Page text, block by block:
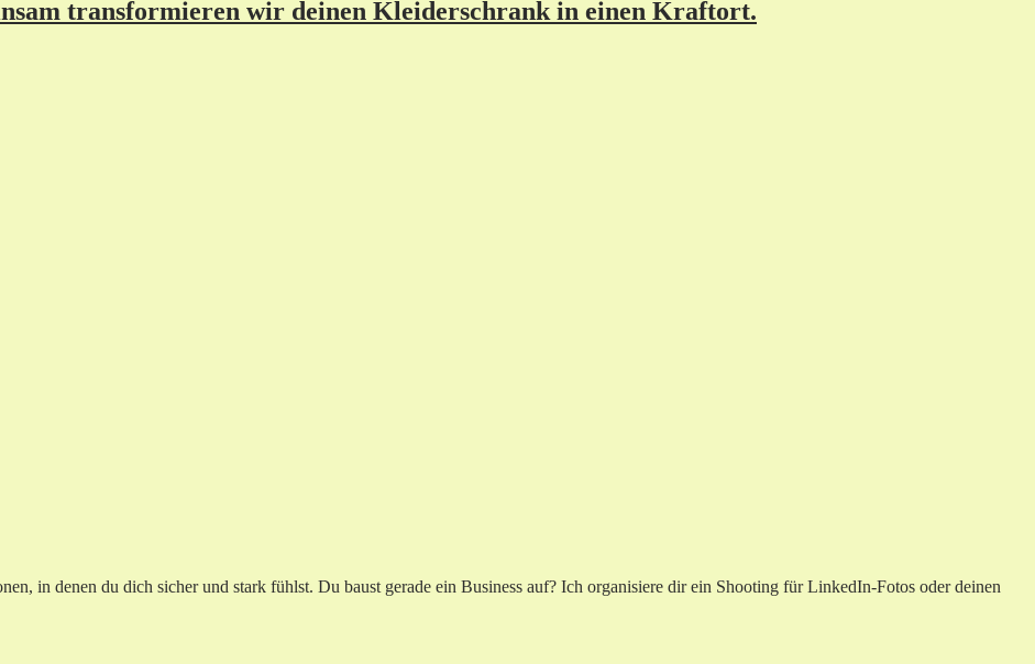
transformieren wir deinen Kleiderschrank in einen Kraftort.
in denen du dich sicher und stark fühlst. Du baust gerade ein Business auf? Ich organisiere dir ein Shooting für LinkedIn-Fotos oder deinen